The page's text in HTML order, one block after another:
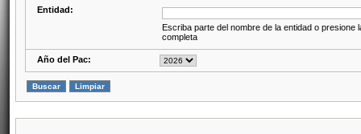
Entidad:
Escriba parte del nombre de la entidad o presione
completa
Año del Pac: